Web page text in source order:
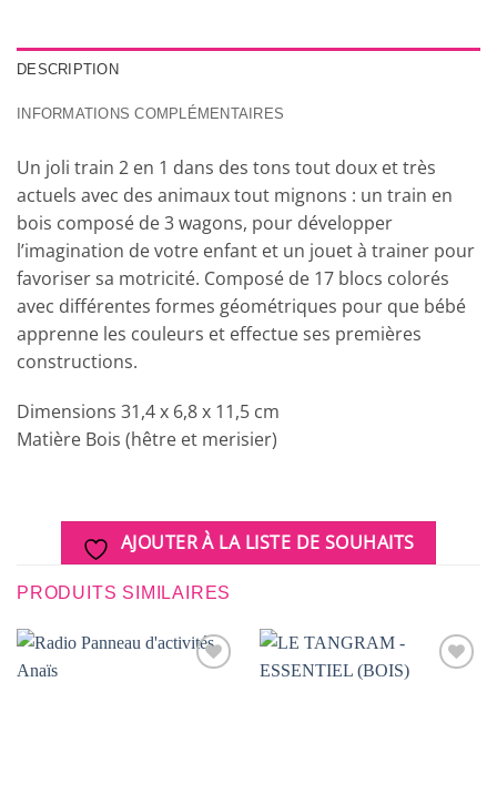
DESCRIPTION
INFORMATIONS COMPLÉMENTAIRES
Un joli train 2 en 1 dans des tons tout doux et très
actuels avec des animaux tout mignons : un train en
bois composé de 3 wagons, pour développer
l’imagination de votre enfant et un jouet à trainer pour
favoriser sa motricité. Composé de 17 blocs colorés
avec différentes formes géométriques pour que bébé
apprenne les couleurs et effectue ses premières
constructions.
Dimensions 31,4 x 6,8 x 11,5 cm
Matière Bois (hêtre et merisier)
AJOUTER À LA LISTE DE SOUHAITS
PRODUITS SIMILAIRES